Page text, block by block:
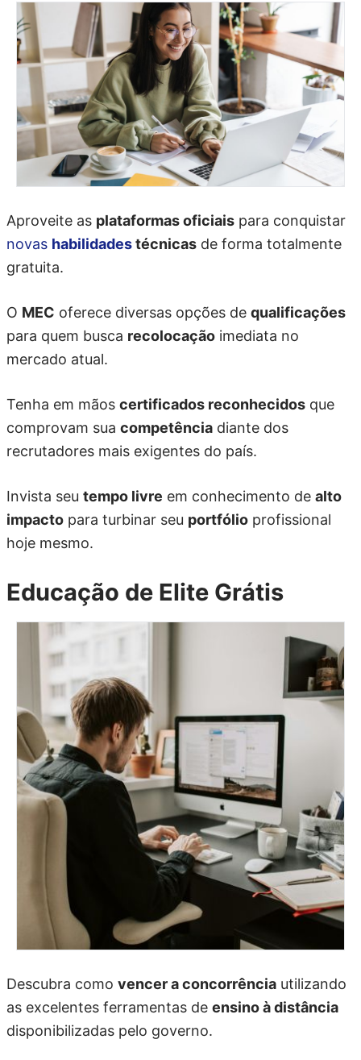
Aproveite as plataformas oficiais para conquistar
novas habilidadestécnicas de forma totalmente
gratuita.
O MEC oferece diversas opções de qualificações
para quem busca recolocação imediata no
mercado atual.
Tenha em mãos certificados reconhecidos que
comprovam sua competência diante dos
recrutadores mais exigentes do país.
Invista seu tempo livre em conhecimento de alto
impacto para turbinar seu portfólio profissional
hoje mesmo.
Educação de Elite Grátis
Descubra como vencer a concorrência utilizando
as excelentes ferramentas de ensino à distância
disponibilizadas pelo governo.